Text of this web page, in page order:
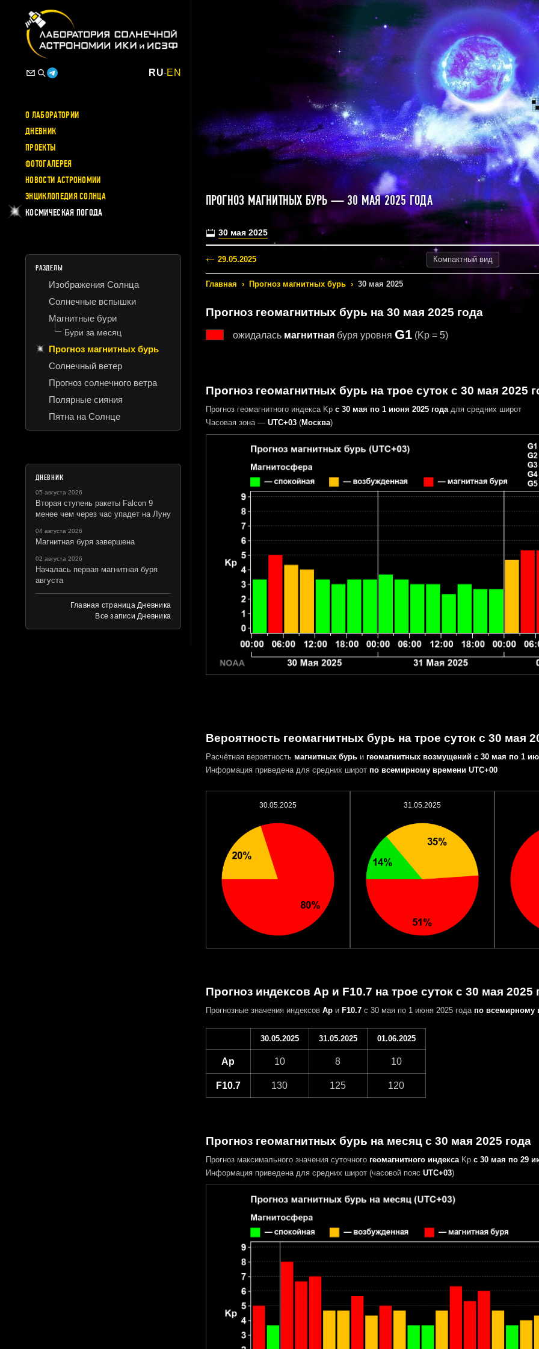
RU-EN
О ЛАБОРАТОРИИ
ДНЕВНИК
ПРОЕКТЫ
ФОТОГАЛЕРЕЯ
НОВОСТИ АСТРОНОМИИ
ЭНЦИКЛОПЕДИЯ СОЛНЦА
КОСМИЧЕСКАЯ ПОГОДА
РАЗДЕЛЫ
Изображения Солнца
Солнечные вспышки
Магнитные бури
Бури за месяц
Прогноз магнитных бурь
Солнечный ветер
Прогноз солнечного ветра
Полярные сияния
Пятна на Солнце
ДНЕВНИК
05 августа 2026
Вторая ступень ракеты Falcon 9
менее чем через час упадет на Луну
04 августа 2026
Магнитная буря завершена
02 августа 2026
Началась первая магнитная буря
августа
Главная страница Дневника
Все записи Дневника
ПРОГНОЗ МАГНИТНЫХ БУРЬ — 30 МАЯ 2025 ГОДА
30 мая 2025
29.05.2025 Компактный вид
Главная › Прогноз магнитных бурь › 30 мая 2025
Прогноз геомагнитных бурь на 30 мая 2025 года
ожидалась магнитная буря уровня G1(Kp = 5)
Прогноз геомагнитных бурь на трое суток с 30 мая 2025
Прогноз геомагнитного индекса Kp с 30 мая по 1 июня 2025 годадля средних широт
Часовая зона — UTC+03(Москва)
Вероятность геомагнитных бурь на трое суток с 30 мая
Расчётная вероятность магнитных бурьи геомагнитных возмущений с 30 мая по 1
Информация приведена для средних широт по всемирному времени UTC+00
30.05.2025 31.05.2025
Прогноз индексов Ap и F10.7 на трое суток с 30 мая 2025
Прогнозные значения индексов Apи F10.7с 30 мая по 1 июня 2025 года по всемирному
30.05.2025 31.05.2025 01.06.2025
Ap 10 8 10
F10.7 130 125 120
Прогноз геомагнитных бурь на месяц с 30 мая 2025 года
Прогноз максимального значения суточного геомагнитного индексаKp с 30 мая по 29
Информация приведена для средних широт (часовой пояс UTC+03)